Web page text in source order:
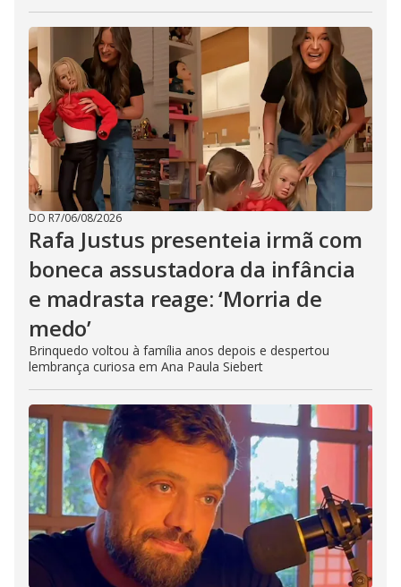
DO R7/06/08/2026
Rafa Justus presenteia irmã com
boneca assustadora da infância
e madrasta reage: ‘Morria de
medo’
Brinquedo voltou à família anos depois e despertou
lembrança curiosa em Ana Paula Siebert